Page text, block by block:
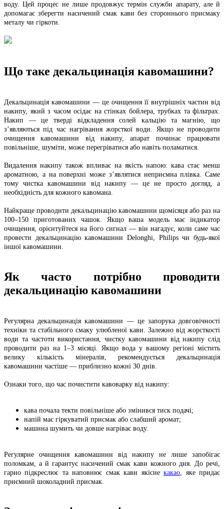
воду. Цей процес не лише продовжує термін служби апарату, але й
допомагає зберегти насичений смак кави без стороннього присмаку
металу чи гіркоти.
Що таке декальцинація кавомашини?
Декальцинація кавомашини — це очищення її внутрішніх частин від
накипу, який з часом осідає на стінках бойлера, трубках та фільтрах.
Накип — це тверді відкладення солей кальцію та магнію, що
з’являються під час нагрівання жорсткої води. Якщо не проводити
очищення кавомашини від накипу, апарат починає працювати
повільніше, шуміти, може перегріватися або навіть поламатися.
Видалення накипу також впливає на якість напою: кава стає менш
ароматною, а на поверхні може з’являтися неприємна плівка. Саме
тому чистка кавомашини від накипу — це не просто догляд, а
необхідність для кожного кавомана.
Найкраще проводити декальцинацію кавомашини щомісяця або раз на
100–150 приготованих чашок. Якщо ваша модель має індикатор
очищення, орієнтуйтеся на його сигнал — він нагадує, коли саме час
провести декальцинацію кавомашини Delonghi, Philips чи будь-якої
іншої кавомашини.
Як часто потрібно проводити
декальцинацію кавомашини
Регулярна декальцинація кавомашини — це запорука довговічності
техніки та стабільного смаку улюбленої кави. Залежно від жорсткості
води та частоти використання, чистку кавомашини від накипу слід
проводити раз на 1–3 місяці. Якщо вода у вашому регіоні містить
велику кількість мінералів, рекомендується декальцинація
кавомашини частіше — приблизно кожні 30 днів.
Ознаки того, що час почистити кавоварку від накипу:
кава почала текти повільніше або змінився тиск подачі;
напій має гіркуватий присмак або слабший аромат;
машина шумить чи довше нагріває воду.
Регулярне очищення кавомашини від накипу не лише запобігає
поломкам, а й гарантує насичений смак кави кожного дня. До речі,
гарно підкреслює та наповнює смак кави якіснекакао, яке придає
приємний шоколадний присмак.